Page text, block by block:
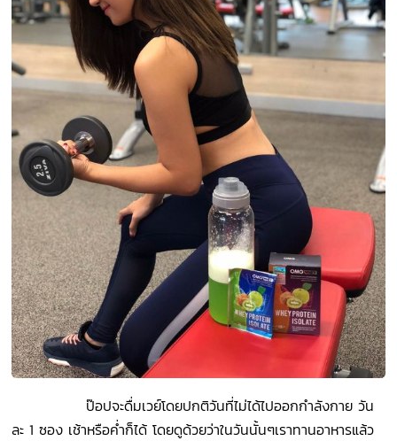
ป๊อปจะดื่มเวย์โดยปกติวันที่ไม่ได้ไปออกกำลังกาย วัน
ละ 1 ซอง เช้าหรือค่ำก็ได้ โดยดูด้วยว่าในวันนั้นๆเราทานอาหารแล้ว